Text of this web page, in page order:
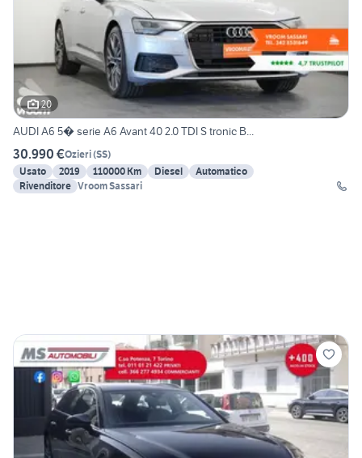
20
AUDI A6 5� serie A6 Avant 40 2.0 TDI S tronic B...
30.990 €Ozieri(SS)
Usato
2019 110000 Km Diesel
Automatico
Rivenditore Vroom Sassari